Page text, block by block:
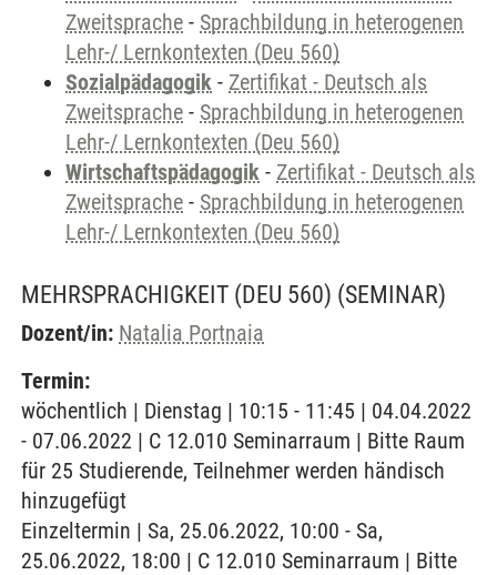
Zweitsprache - Sprachbildung in heterogenen
Lehr-/ Lernkontexten (Deu 560)
Sozialpädagogik - Zertifikat - Deutsch als
Zweitsprache - Sprachbildung in heterogenen
Lehr-/ Lernkontexten (Deu 560)
Wirtschaftspädagogik - Zertifikat - Deutsch als
Zweitsprache - Sprachbildung in heterogenen
Lehr-/ Lernkontexten (Deu 560)
MEHRSPRACHIGKEIT (DEU 560) (SEMINAR)
Dozent/in: Natalia Portnaia
Termin:
wöchentlich | Dienstag | 10:15 - 11:45 | 04.04.2022
- 07.06.2022 | C 12.010 Seminarraum | Bitte Raum
für 25 Studierende, Teilnehmer werden händisch
hinzugefügt
Einzeltermin | Sa, 25.06.2022, 10:00 - Sa,
25.06.2022, 18:00 | C 12.010 Seminarraum | Bitte